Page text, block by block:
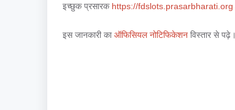
इच्छुक प्रसारक https://fdslots.prasarbharati.org
इस जानकारी काऑफिसियल नोटिफिकेशन विस्तार से पढ़े।